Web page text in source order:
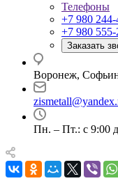
Телефоны
+7 980
+7 980
Заказать
Воронеж,
Пн. – Пт.: с 9:00